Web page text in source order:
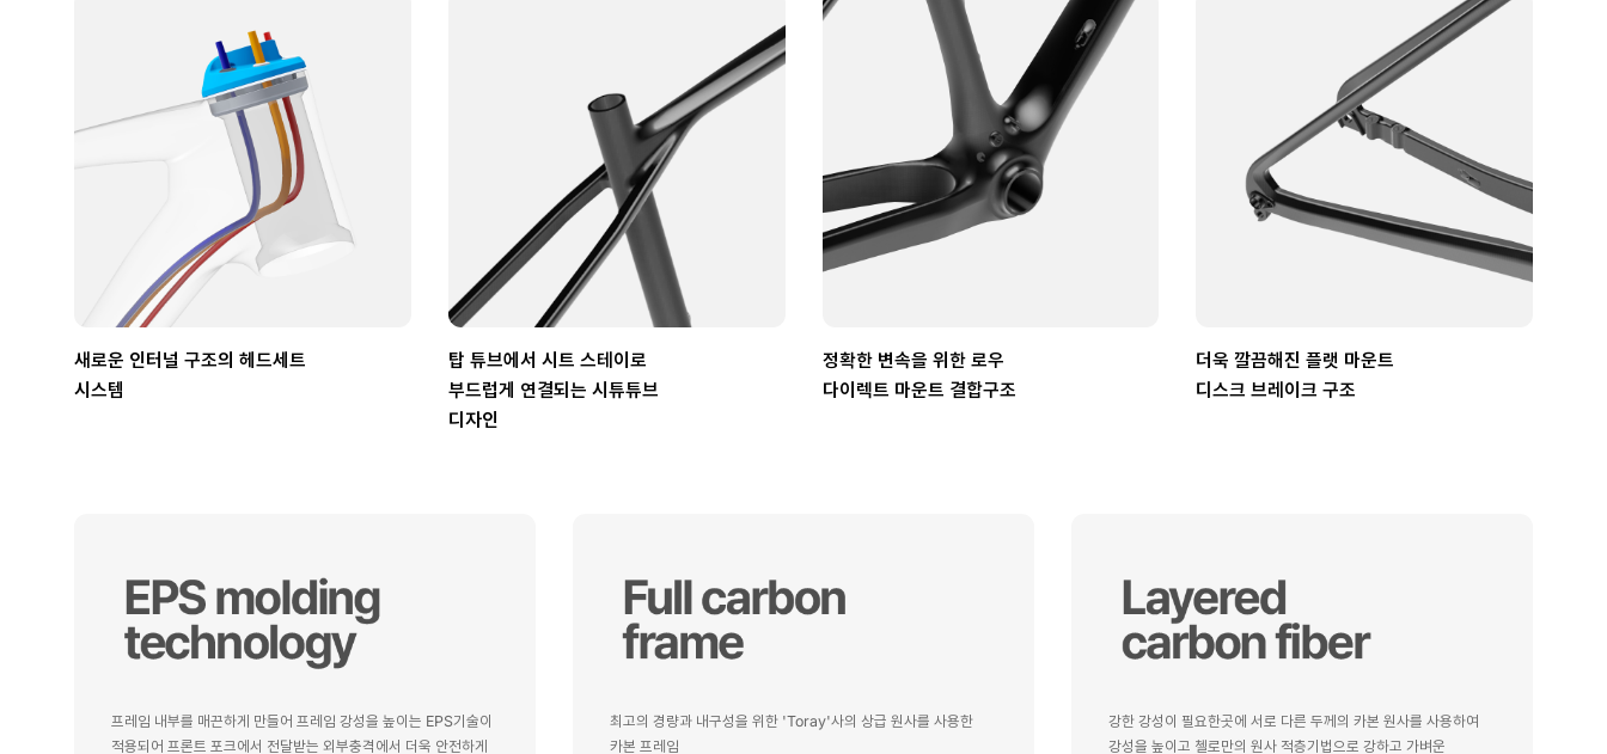
새로운 인터널 구조의 헤드세트
시스템
탑 튜브에서 시트 스테이로
부드럽게 연결되는 시튜튜브
디자인
정확한 변속을 위한 로우
다이렉트 마운트 결합구조
더욱 깔끔해진 플랫 마운트
디스크 브레이크 구조
프레임 내부를 매끈하게 만들어 프레임 강성을 높이는 EPS기술이
적용되어 프론트 포크에서 전달받는 외부충격에서 더욱 안전하게
최고의 경량과 내구성을 위한 'Toray'사의 상급 원사를 사용한
카본 프레임
강한 강성이 필요한곳에 서로 다른 두께의 카본 원사를 사용하여
강성을 높이고 첼로만의 원사 적층기법으로 강하고 가벼운